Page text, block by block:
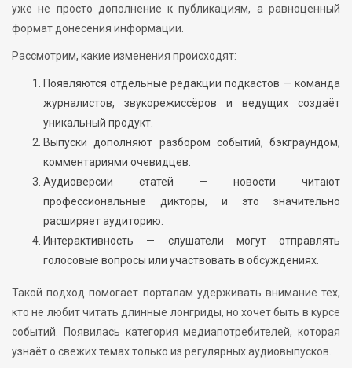
уже не просто дополнение к публикациям, а равноценный
формат донесения информации.
Рассмотрим, какие изменения происходят:
Появляются отдельные редакции подкастов — команда
журналистов, звукорежиссёров и ведущих создаёт
уникальный продукт.
Выпуски дополняют разбором событий, бэкграундом,
комментариями очевидцев.
Аудиоверсии статей — новости читают
профессиональные дикторы, и это значительно
расширяет аудиторию.
Интерактивность — слушатели могут отправлять
голосовые вопросы или участвовать в обсуждениях.
Такой подход помогает порталам удерживать внимание тех,
кто не любит читать длинные лонгриды, но хочет быть в курсе
событий. Появилась категория медиапотребителей, которая
узнаёт о свежих темах только из регулярных аудиовыпусков.